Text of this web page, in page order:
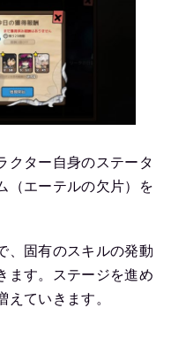
クター自身のステータ
（エーテルの欠片）を
、固有のスキルの発動
ます。ステージを進め
ていきます。